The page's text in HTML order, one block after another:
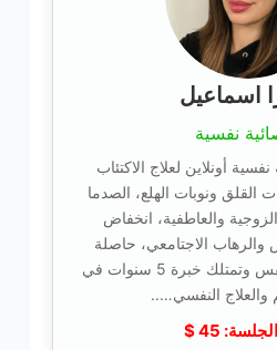
اسماعيل
نفسية
أونلاين لعلاج الاكتئاب
ونوبات الهلع، الصدما
والعاطفية، انخفاض
والرهاب الاجتامعي، حاصلة
على ماسجير بعلم النفس وتمتلك خبرة 5 سنوات في
والعلاج النفسي…..
45
$